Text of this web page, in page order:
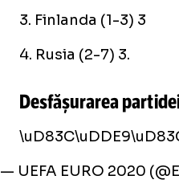
3. Finlanda (1-3) 3
4. Rusia (2-7) 3.
Desfășurarea
— UEFA EURO 2020